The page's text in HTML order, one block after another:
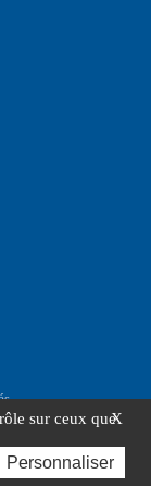
Plan du site
X
sur ceux que
Personnaliser